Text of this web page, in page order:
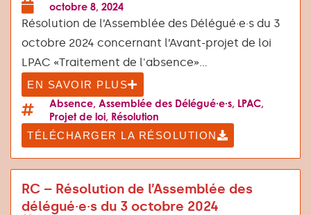
octobre 8, 2024
Résolution de l’Assemblée des Délégué·e·s du 3
octobre 2024 concernant l’Avant-projet de loi
LPAC «Traitement de l'absence»...
EN SAVOIR PLUS
Absence, Assemblée des Délégué·e·s, LPAC,
Projet de loi, Résolution
TÉLÉCHARGER LA RÉSOLUTION
RC – Résolution de l’Assemblée des
délégué·e·s du 3 octobre 2024